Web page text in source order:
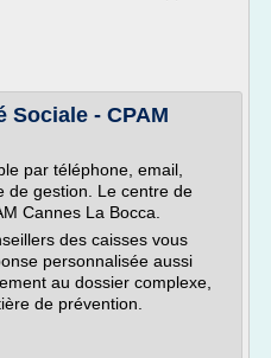
Sociale - CPAM
par téléphone, email,
de gestion. Le centre de
Cannes La Bocca.
des caisses vous
personnalisée aussi
au dossier complexe,
de prévention.